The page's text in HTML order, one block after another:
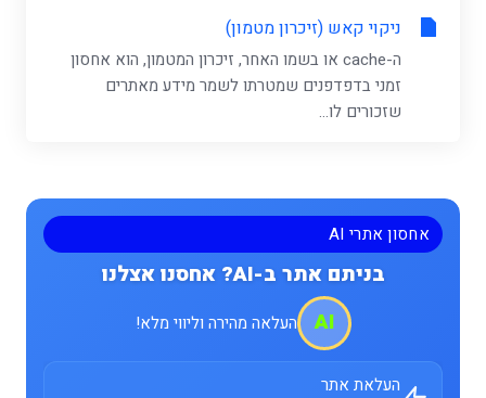
אחסון אתרי AI
בניתם אתר ב-AI? אחסנו אצלנו
AI העלאה מהירה וליווי מלא!
העלאת אתר
ניקוי קאש (זיכרון מטמון)
ה-cache או בשמו האחר, זיכרון המטמון, הוא אחסון
זמני בדפדפנים שמטרתו לשמר מידע מאתרים
שזכורים לו...